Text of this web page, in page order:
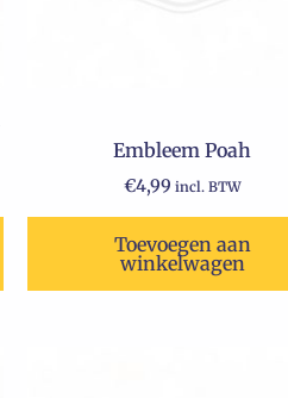
Embleem Poah
€4,99 incl. BTW
Toevoegen aan
winkelwagen